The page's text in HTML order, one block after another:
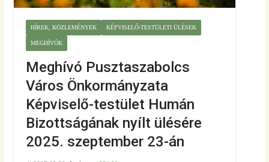
HÍREK, KÖZLEMÉNYEK KÉPVISELŐ-TESTÜLETI ÜLÉSEK
MEGHÍVÓK
Meghívó Pusztaszabolcs
Város Önkormányzata
Képviselő-testület Humán
Bizottságának nyílt ülésére
2025. szeptember 23-án